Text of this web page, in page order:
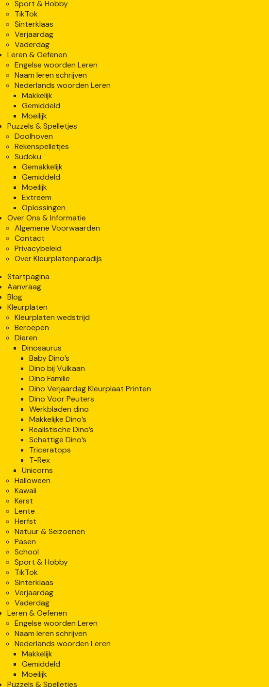
Sport & Hobby
TikTok
Sinterklaas
Verjaardag
Vaderdag
Leren & Oefenen
Engelse woorden Leren
Naam leren schrijven
Nederlands woorden Leren
Makkelijk
Gemiddeld
Moeilijk
Puzzels & Spelletjes
Doolhoven
Rekenspelletjes
Sudoku
Gemakkelijk
Gemiddeld
Moeilijk
Extreem
Oplossingen
Over Ons & Informatie
Algemene Voorwaarden
Contact
Privacybeleid
Over Kleurplatenparadijs
Startpagina
Aanvraag
Blog
Kleurplaten
Kleurplaten wedstrijd
Beroepen
Dieren
Dinosaurus
Baby Dino’s
Dino bij Vulkaan
Dino Familie
Dino Verjaardag Kleurplaat Printen
Dino Voor Peuters
Werkbladen dino
Makkelijke Dino’s
Realistische Dino’s
Schattige Dino’s
Triceratops
T-Rex
Unicorns
Halloween
Kawaii
Kerst
Lente
Herfst
Natuur & Seizoenen
Pasen
School
Sport & Hobby
TikTok
Sinterklaas
Verjaardag
Vaderdag
Leren & Oefenen
Engelse woorden Leren
Naam leren schrijven
Nederlands woorden Leren
Makkelijk
Gemiddeld
Moeilijk
Puzzels & Spelletjes